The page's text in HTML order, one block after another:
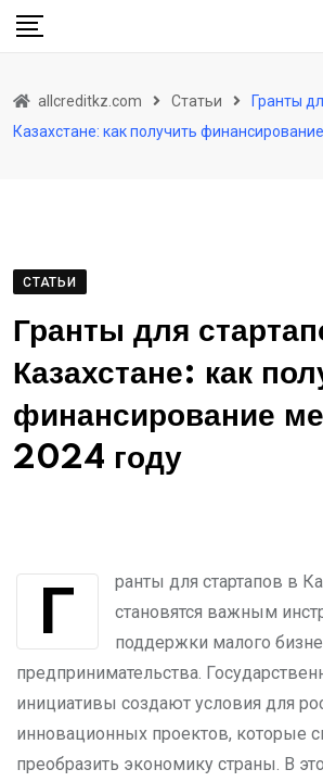
Skip
allcreditkz.com Статьи
Гранты
Казахстане: как получить
СТАТЬИ
Гранты для
Казахстане: как
финансирование
2024 году
Гранты для стартапов в Казахстане
становятся важным
поддержки малого
предпринимательства.
инициативы создают условия для
инновационных проектов, которые
преобразить экономику страны. В